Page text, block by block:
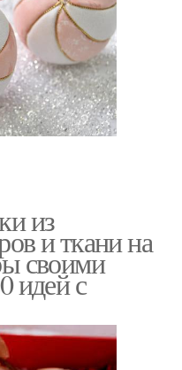
из
и ткани на
своими
идей с